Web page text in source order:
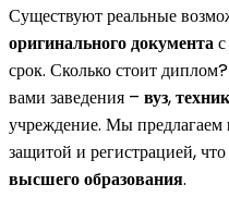
Существуют реальные
оригинального документас
срок. Сколько стоит
вами заведения – вуз,
учреждение. Мы предлагаем
защитой и регистрацией,
высшего образования.